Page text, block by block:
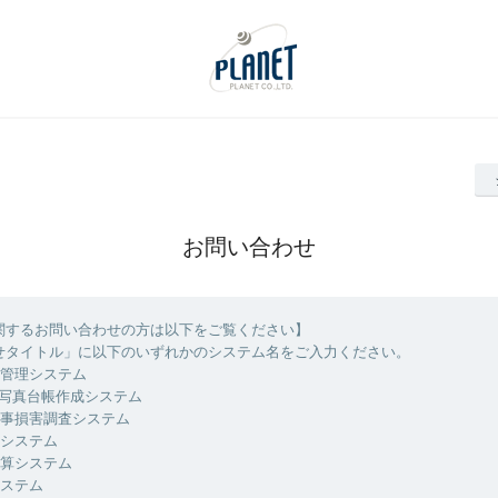
お問い合わせ
るお問い合わせの方は以下をご覧ください】
イトル」に以下のいずれかのシステム名をご入力ください。
理システム
真台帳作成システム
損害調査システム
ステム
システム
テム